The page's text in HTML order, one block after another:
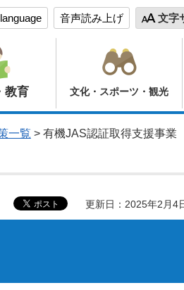
音声読み上げ 文字
教育 文化・スポーツ・観光
一覧 > 有機JAS認証取得支援事業
更新日：2025年2月4